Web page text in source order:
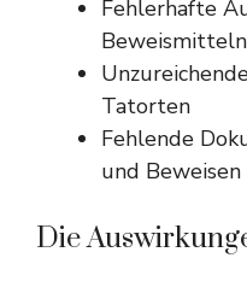
Fehlerhafte
Beweismitteln
Tatorten
Fehlende
und Beweisen
Die